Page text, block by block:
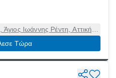
Ιωάννης Ρέντη, Αττική,
18233Τώρα